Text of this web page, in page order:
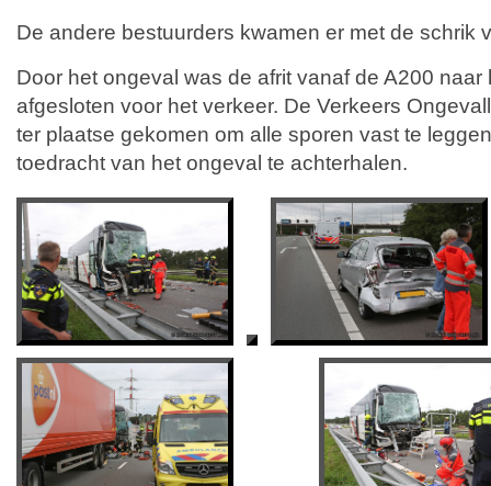
De andere bestuurders kwamen er met de schrik
Door het ongeval was de afrit vanaf de A200 naar
afgesloten voor het verkeer. De Verkeers
ter plaatse gekomen om alle sporen vast te
toedracht van het ongeval te achterhalen.